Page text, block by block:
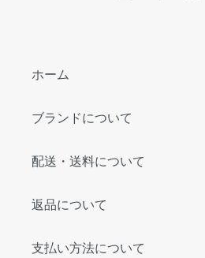
ホーム
ブランドについて
配送・送料について
返品について
支払い方法について